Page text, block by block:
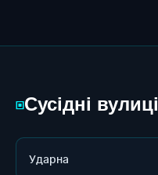
▣Сусідні вулиці
Ударна